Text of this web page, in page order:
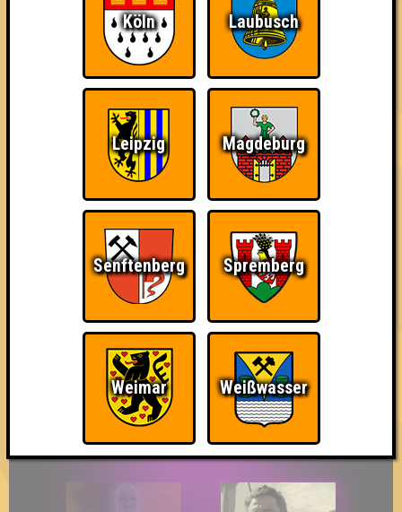
Knapp daneben! So kurz vorm Sieg!
The Last of Us Wir sind ERSTER?!
Köln Laubusch
Leipzig Magdeburg
Senftenberg Spremberg
Weimar Weißwasser